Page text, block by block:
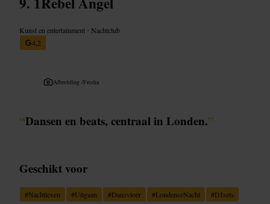
Kunst en entertainment • Nachtclub
4,2
Afbeelding /Fresha
“Dansen en beats, centraal in Londen.”
Geschikt voor
#Nachtleven #Uitgaan #Dansvloer #LondenseNacht #DJsets